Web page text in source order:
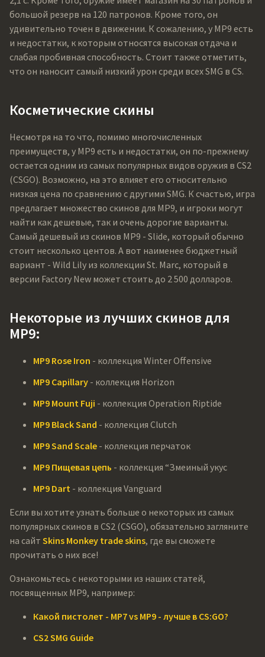
большой резерв на 120 патронов. Кроме того, он
удивительно точен в движении. К сожалению, у MP9 есть
и недостатки, к которым относятся высокая отдача и
слабая пробивная способность. Стоит также отметить,
что он наносит самый низкий урон среди всех SMG в CS.
Косметические скины
Несмотря на то что, помимо многочисленных
преимуществ, у MP9 есть и недостатки, он по-прежнему
остается одним из самых популярных видов оружия в CS2
(CSGO). Возможно, на это влияет его относительно
низкая цена по сравнению с другими SMG. К счастью, игра
предлагает множество скинов для MP9, и игроки могут
найти как дешевые, так и очень дорогие варианты.
Самый дешевый из скинов MP9 - Slide, который обычно
стоит несколько центов. А вот наименее бюджетный
вариант - Wild Lily из коллекции St. Marc, который в
версии Factory New может стоить до 2 500 долларов.
Некоторые из лучших скинов для
MP9:
MP9 Rose Iron - коллекция Winter Offensive
MP9 Capillary - коллекция Horizon
MP9 Mount Fuji - коллекция Operation Riptide
MP9 Black Sand - коллекция Clutch
MP9 Sand Scale - коллекция перчаток
MP9 Пищевая цепь - коллекция “Змеиный укус
MP9 Dart - коллекция Vanguard
Если вы хотите узнать больше о некоторых из самых
популярных скинов в CS2 (CSGO), обязательно загляните
на сайт Skins Monkey trade skins, где вы сможете
прочитать о них все!
Ознакомьтесь с некоторыми из наших статей,
посвященных MP9, например:
Какой пистолет - MP7 vs MP9 - лучше в CS:GO?
CS2 SMG Guide